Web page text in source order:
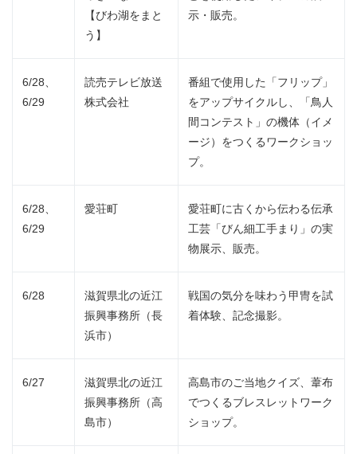
【びわ湖をまと
う】
示・販売。
6/28、
6/29
読売テレビ放送
株式会社
番組で使用した「フリップ」
をアップサイクルし、「鳥人
間コンテスト」の機体（イメ
ージ）をつくるワークショッ
プ。
6/28、
6/29
愛荘町
愛荘町に古くから伝わる伝承
工芸「びん細工手まり」の実
物展示、販売。
6/28
滋賀県北の近江
振興事務所（長
浜市）
戦国の気分を味わう甲冑を試
着体験、記念撮影。
6/27
滋賀県北の近江
振興事務所（高
島市）
高島市のご当地クイズ、葦布
でつくるブレスレットワーク
ショップ。